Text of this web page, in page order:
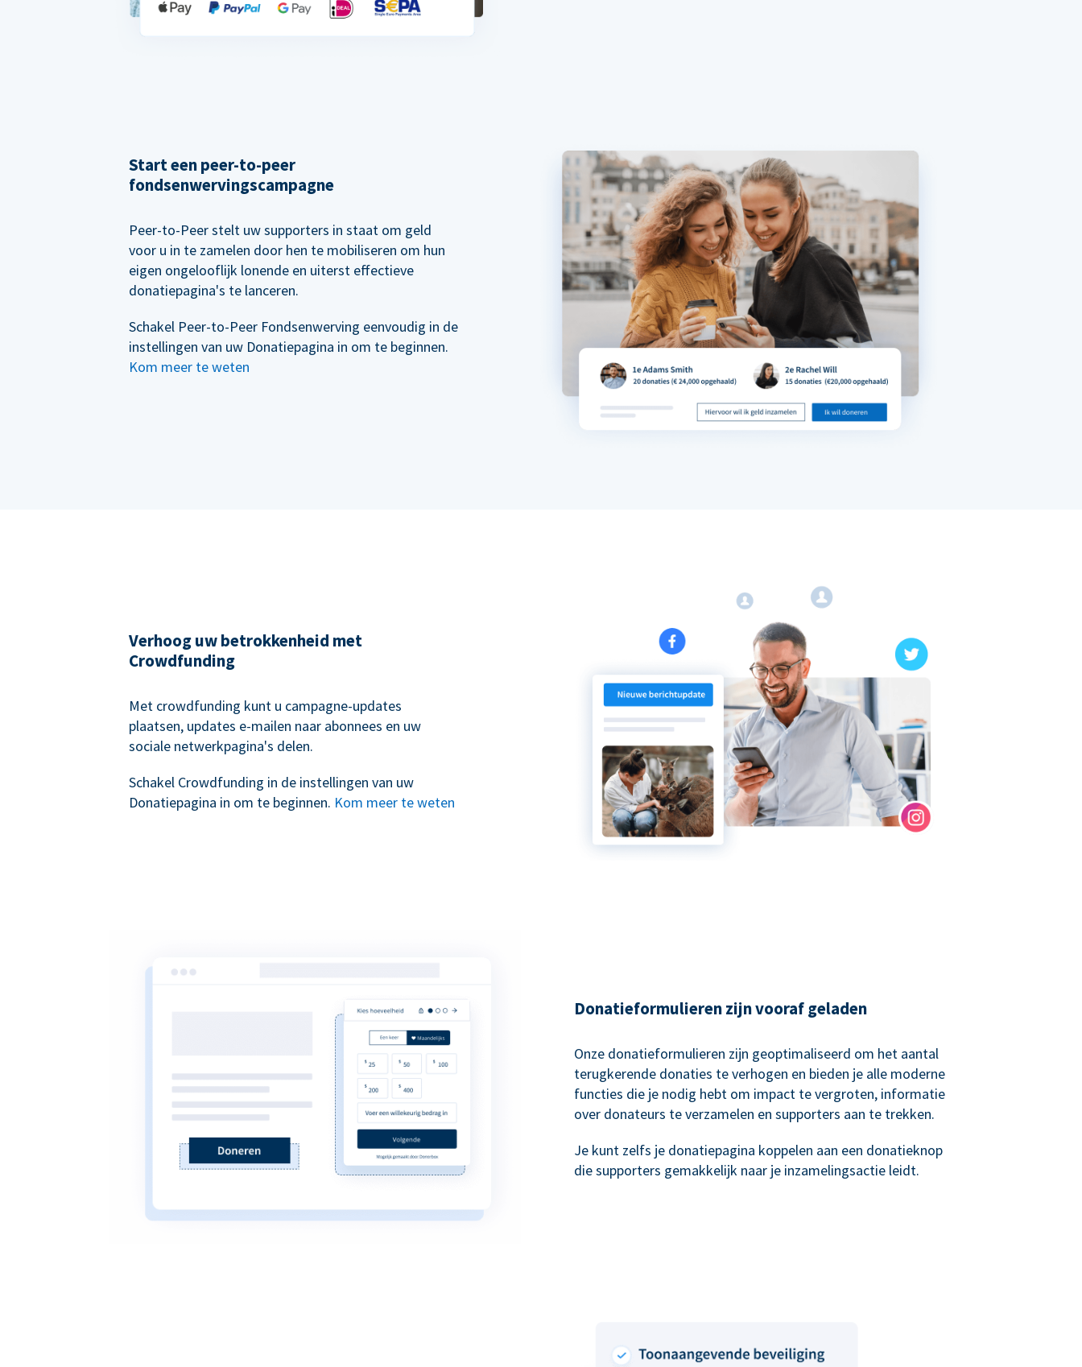
Start een peer-to-peer
fondsenwervingscampagne
Peer-to-Peer stelt uw supporters in staat om geld
voor u in te zamelen door hen te mobiliseren om hun
eigen ongelooflijk lonende en uiterst effectieve
donatiepagina's te lanceren.
Schakel Peer-to-Peer Fondsenwerving eenvoudig in de
instellingen van uw Donatiepagina in om te beginnen.
Kom meer te weten
Verhoog uw betrokkenheid met
Crowdfunding
Met crowdfunding kunt u campagne-updates
plaatsen, updates e-mailen naar abonnees en uw
sociale netwerkpagina's delen.
Schakel Crowdfunding in de instellingen van uw
Donatiepagina in om te beginnen. Kom meer te weten
Donatieformulieren zijn vooraf geladen
Onze donatieformulieren zijn geoptimaliseerd om het aantal
terugkerende donaties te verhogen en bieden je alle moderne
functies die je nodig hebt om impact te vergroten, informatie
over donateurs te verzamelen en supporters aan te trekken.
Je kunt zelfs je donatiepagina koppelen aan een donatieknop
die supporters gemakkelijk naar je inzamelingsactie leidt.